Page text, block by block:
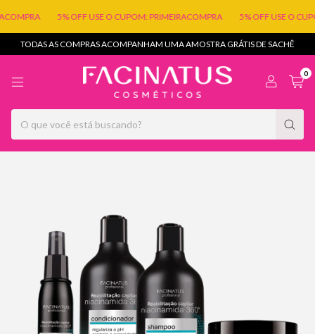
5% OFF USE O CUPOM: PRIMEIRACOMPRA 5% OFF USE O CUPOM:
TODAS AS COMPRAS ACOMPANHAM UMA AMOSTRA GRÁTIS DE SACHÊ
0